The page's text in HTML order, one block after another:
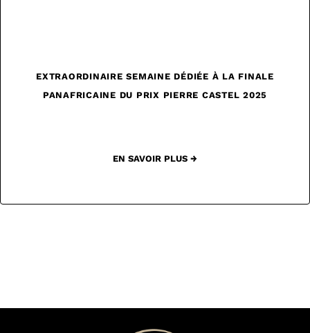
EXTRAORDINAIRE SEMAINE DÉDIÉE À LA FINALE
PANAFRICAINE DU PRIX PIERRE CASTEL 2025
EN SAVOIR PLUS →